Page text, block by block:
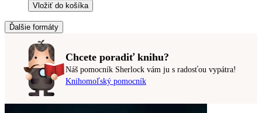
Vložiť do košíka
Ďalšie formáty
Chcete poradiť knihu?
Náš pomocník Sherlock vám ju s radosťou vypátra!
Knihomoľský pomocník